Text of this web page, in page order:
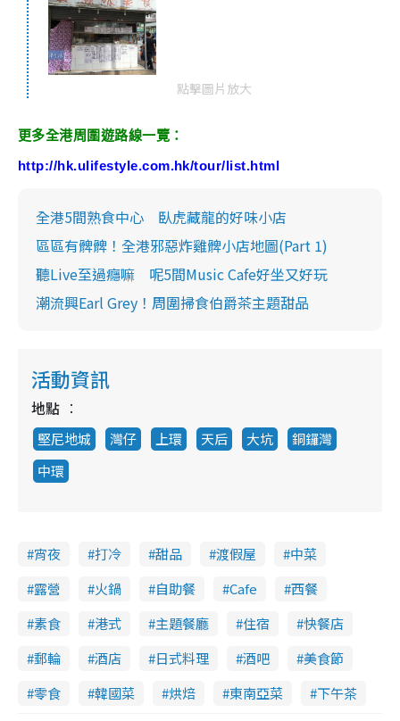
點擊圖片放大
更多全港周圍遊路線一覽：
http://hk.ulifestyle.com.hk/tour/list.html
全港5間熟食中心 臥虎藏龍的好味小店
區區有髀髀！全港邪惡炸雞髀小店地圖(Part 1)
聽Live至過癮嘛 呢5間Music Cafe好坐又好玩
潮流興Earl Grey！周圍掃食伯爵茶主題甜品
活動資訊
地點
堅尼地城 灣仔 上環 天后 大坑
銅鑼灣
中環
宵夜 打冷 甜品 渡假屋
中菜
露營
火鍋 自助餐 Cafe
西餐
素食
港式 主題餐廳 住宿
快餐店
郵輪
酒店 日式料理 酒吧
美食節
零食
韓國菜 烘焙 東南亞菜 下午茶